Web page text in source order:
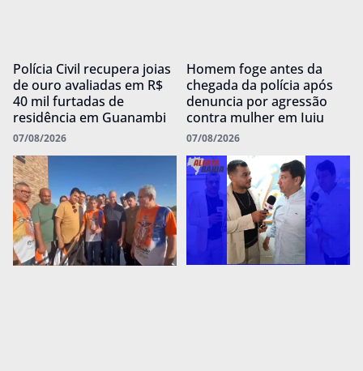
Polícia Civil recupera joias
de ouro avaliadas em R$
40 mil furtadas de
residência em Guanambi
07/08/2026
Homem foge antes da
chegada da polícia após
denuncia por agressão
contra mulher em Iuiu
07/08/2026